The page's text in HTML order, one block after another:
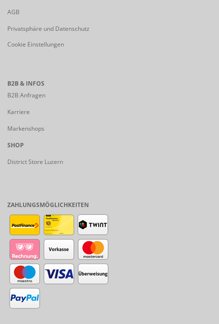
AGB
Privatsphäre und Datenschutz
Cookie Einstellungen
B2B & INFOS
B2B Anfragen
Karriere
Markenshops
SHOP
District Store Luzern
ZAHLUNGSMÖGLICHKEITEN